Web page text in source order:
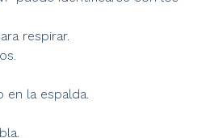
respirar.
en la espalda.